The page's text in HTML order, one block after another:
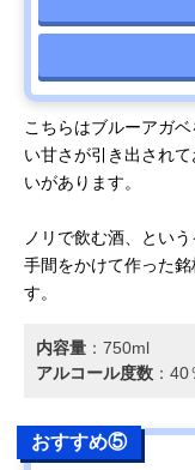
こちらはブルーアガ
い甘さが引き出され
いがあります。
ノリで飲む酒、とい
手間をかけて作った
す。
内容量 ：‎750ml
アルコール度数 ：40
おすすめ⑤